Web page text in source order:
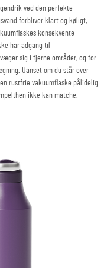
ved den perfekte
forbliver klart og køligt,
konsekvente
har adgang til
sig i fjerne områder, og for
Uanset om du står over
rustfrie vakuumflaske pålidelig
ikke kan matche.